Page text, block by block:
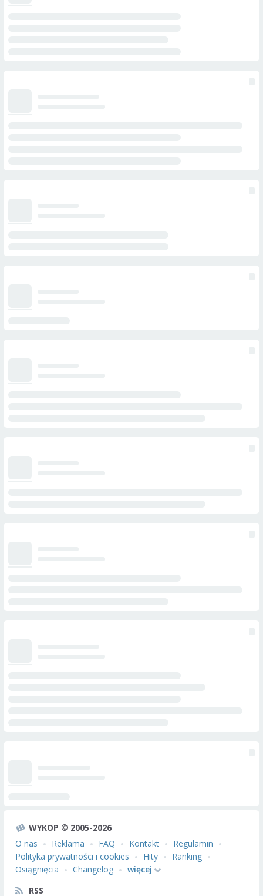
WYKOP © 2005-2026
O nas
Reklama FAQ Kontakt
Regulamin
Polityka prywatności i cookies
Hity
Ranking
Osiągnięcia
Changelog
więcej
RSS